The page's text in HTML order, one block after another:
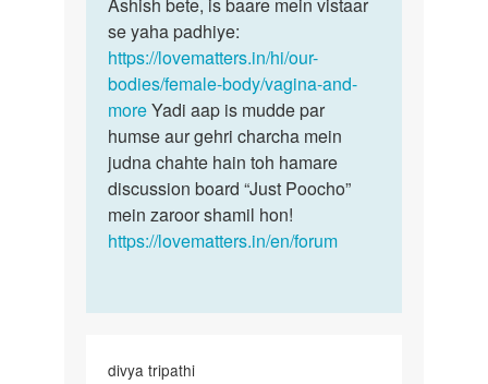
yoni
kya
hai
by
ashish
Ashish
bete,
is
baare
mein…
Ashish bete, is baare mein vistaar
se yaha padhiye:
https://lovematters.in/hi/our-
bodies/female-body/vagina-and-
moreYadi aap is mudde par
humse aur gehri charcha mein
judna chahte hain toh hamare
discussion board “Just Poocho”
mein zaroor shamil hon!
https://lovematters.in/en/forum
divya tripathi